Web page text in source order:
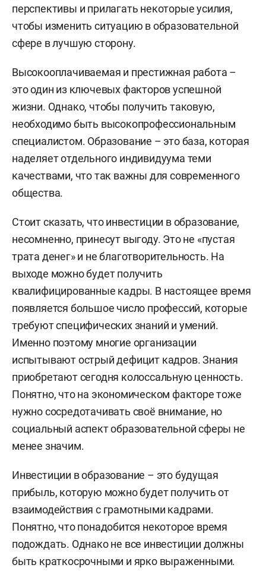
перспективы и прилагать некоторые усилия,
чтобы изменить ситуацию в образовательной
сфере в лучшую сторону.
Высокооплачиваемая и престижная работа –
это один из ключевых факторов успешной
жизни. Однако, чтобы получить таковую,
необходимо быть высокопрофессиональным
специалистом. Образование – это база, которая
наделяет отдельного индивидуума теми
качествами, что так важны для современного
общества.
Стоит сказать, что инвестиции в образование,
несомненно, принесут выгоду. Это не «пустая
трата денег» и не благотворительность. На
выходе можно будет получить
квалифицированные кадры. В настоящее время
появляется большое число профессий, которые
требуют специфических знаний и умений.
Именно поэтому многие организации
испытывают острый дефицит кадров. Знания
приобретают сегодня колоссальную ценность.
Понятно, что на экономическом факторе тоже
нужно сосредотачивать своё внимание, но
социальный аспект образовательной сферы не
менее значим.
Инвестиции в образование – это будущая
прибыль, которую можно будет получить от
взаимодействия с грамотными кадрами.
Понятно, что понадобится некоторое время
подождать. Однако не все инвестиции должны
быть краткосрочными и ярко выраженными.